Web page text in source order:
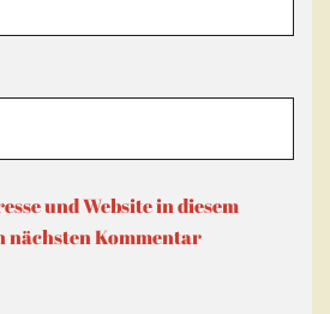
und Website in diesem
nächsten Kommentar